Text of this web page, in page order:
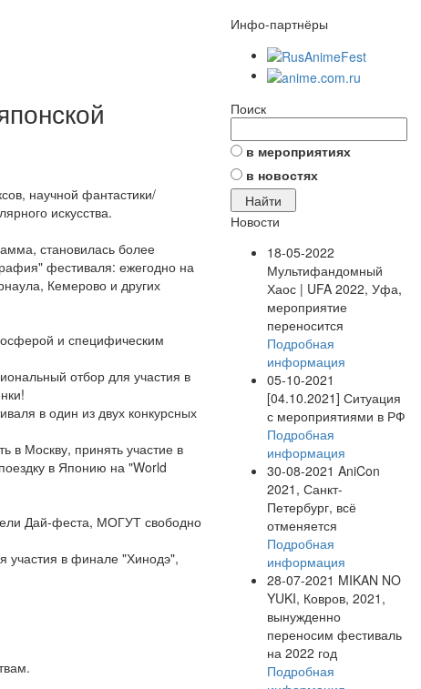
научной фантастики/
искусства.
становилась более
фестиваля: ежегодно на
Кемерово и других
и специфическим
отбор для участия в
в один из двух конкурсных
в Москву, принять участие в
в Японию на "World
Дай-феста, МОГУТ свободно
участия в финале "Хинодэ",
Инфо-партнёры
Поиск
в мероприятиях
в новостях
Новости
18-05-2022
Мультифандомный
Хаос | UFA 2022, Уфа,
мероприятие
переносится
Подробная
информация
05-10-2021
[04.10.2021] Ситуация
с мероприятиями в РФ
Подробная
информация
30-08-2021 AniCon
2021, Санкт-
Петербург, всё
отменяется
Подробная
информация
28-07-2021 MIKAN NO
YUKI, Ковров, 2021,
вынужденно
переносим фестиваль
на 2022 год
Подробная